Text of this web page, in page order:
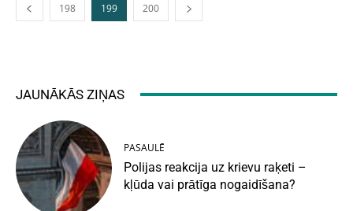
198 199 200
JAUNĀKĀS ZIŅAS
PASAULĒ
Polijas reakcija uz krievu raķeti –
kļūda vai prātīga nogaidīšana?